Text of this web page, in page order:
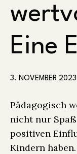
Eine
3. NOVEMBER 2023
Pädagogisch
nicht nur
positiven
Kindern